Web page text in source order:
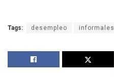
Tags: desempleo informales